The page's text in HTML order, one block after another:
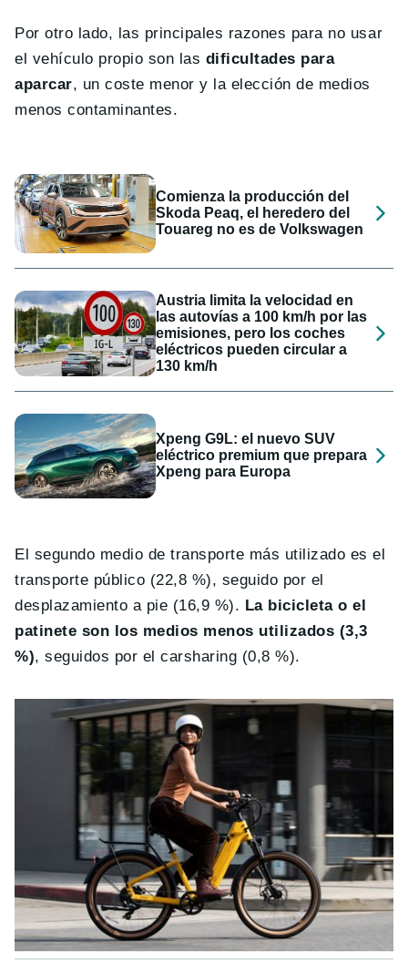
Por otro lado, las principales razones para no usar
el vehículo propio son las dificultades para
aparcar, un coste menor y la elección de medios
menos contaminantes.
Comienza la producción del
Skoda Peaq, el heredero del
Touareg no es de Volkswagen
Austria limita la velocidad en
las autovías a 100 km/h por las
emisiones, pero los coches
eléctricos pueden circular a
130 km/h
Xpeng G9L: el nuevo SUV
eléctrico premium que prepara
Xpeng para Europa
El segundo medio de transporte más utilizado es el
transporte público (22,8 %), seguido por el
desplazamiento a pie (16,9 %). La bicicleta o el
patinete son los medios menos utilizados (3,3
%), seguidos por el carsharing (0,8 %).